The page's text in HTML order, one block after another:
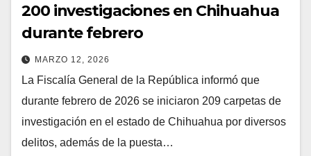
200 investigaciones en Chihuahua
durante febrero
MARZO 12, 2026
La Fiscalía General de la República informó que
durante febrero de 2026 se iniciaron 209 carpetas de
investigación en el estado de Chihuahua por diversos
delitos, además de la puesta…